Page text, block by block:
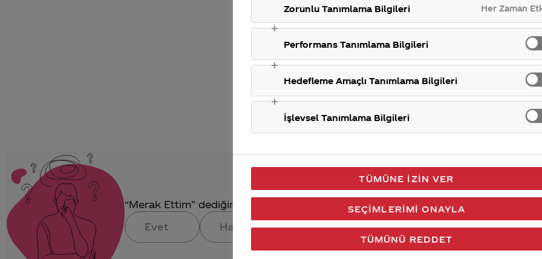
“Merak Ettim” dediğin konuya verdiğimiz cevap aklındaki soru işaretlerini giderdi
Evet
Hayır Gönder
Zorunlu Tanımlama Bilgileri Her Zaman
Performans Tanımlama Bilgileri
Hedefleme Amaçlı Tanımlama Bilgileri
İşlevsel Tanımlama Bilgileri
TÜMÜNE İZIN VER
TÜMÜNÜ REDDET
SEÇIMLERIMI ONAYLA